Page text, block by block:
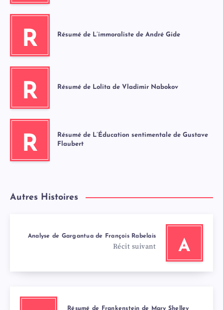
R Résumé de L’immoraliste de André Gide
R Résumé de Lolita de Vladimir Nabokov
R
Résumé de L’Éducation sentimentale de Gustave
Flaubert
Autres Histoires
A
Analyse de Gargantua de François Rabelais
Récit suivant
Résumé de Frankenstein de Mary Shelley